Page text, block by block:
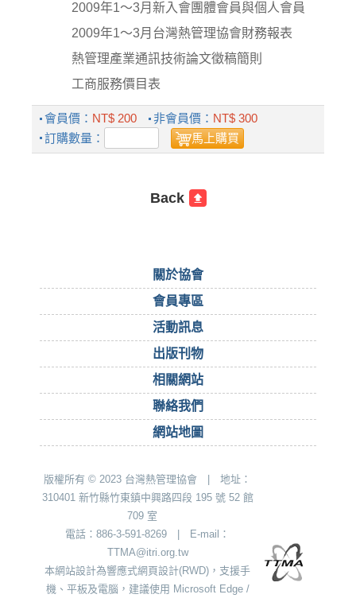
2009年1～3月新入會團體會員與個人會員
2009年1～3月台灣熱管理協會財務報表
熱管理產業通訊技術論文徵稿簡則
工商服務價目表
會員價： NT$ 200 非會員價： NT$ 300
訂購數量：
馬上購買
Back
關於協會
會員專區
活動訊息
出版刊物
相關網站
聯絡我們
網站地圖
版權所有 © 2023 台灣熱管理協會 | 地址：
310401 新竹縣竹東鎮中興路四段 195 號 52 館
709 室
電話：886-3-591-8269 | E-mail：
TTMA@itri.org.tw
本網站設計為響應式網頁設計(RWD)，支援手
機、平板及電腦，建議使用 Microsoft Edge /